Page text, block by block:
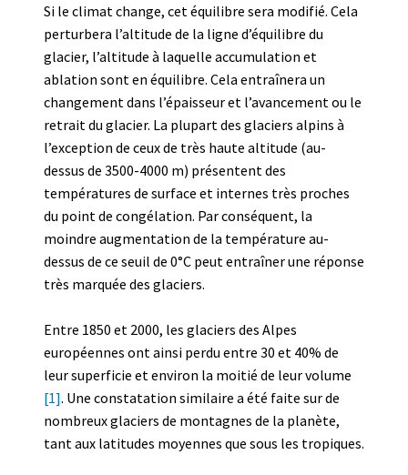
Si le climat change, cet équilibre sera modifié. Cela
perturbera l’altitude de la ligne d’équilibre du
glacier, l’altitude à laquelle accumulation et
ablation sont en équilibre. Cela entraînera un
changement dans l’épaisseur et l’avancement ou le
retrait du glacier. La plupart des glaciers alpins à
l’exception de ceux de très haute altitude (au-
dessus de 3500-4000 m) présentent des
températures de surface et internes très proches
du point de congélation. Par conséquent, la
moindre augmentation de la température au-
dessus de ce seuil de 0°C peut entraîner une réponse
très marquée des glaciers.
Entre 1850 et 2000, les glaciers des Alpes
européennes ont ainsi perdu entre 30 et 40% de
leur superficie et environ la moitié de leur volume
[1]. Une constatation similaire a été faite sur de
nombreux glaciers de montagnes de la planète,
tant aux latitudes moyennes que sous les tropiques.